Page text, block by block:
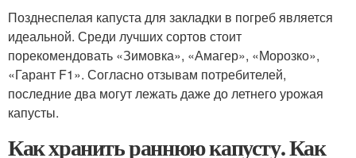
Позднеспелая капуста для закладки в погреб является
идеальной. Среди лучших сортов стоит
порекомендовать «Зимовка», «Амагер», «Морозко»,
«Гарант F1». Согласно отзывам потребителей,
последние два могут лежать даже до летнего урожая
капусты.
Как хранить раннюю капусту. Как